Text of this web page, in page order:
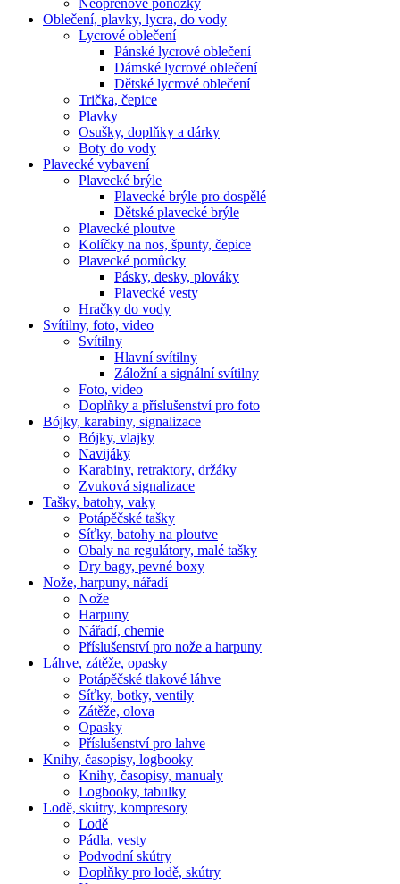
Oblečení, plavky, lycra, do vody
Lycrové oblečení
Pánské lycrové oblečení
Dámské lycrové oblečení
Dětské lycrové oblečení
Trička, čepice
Plavky
Osušky, doplňky a dárky
Boty do vody
Plavecké vybavení
Plavecké brýle
Plavecké brýle pro dospělé
Dětské plavecké brýle
Plavecké ploutve
Kolíčky na nos, špunty, čepice
Plavecké pomůcky
Pásky, desky, plováky
Plavecké vesty
Hračky do vody
Svítilny, foto, video
Svítilny
Hlavní svítilny
Záložní a signální svítilny
Foto, video
Doplňky a příslušenství pro foto
Bójky, karabiny, signalizace
Bójky, vlajky
Navijáky
Karabiny, retraktory, držáky
Zvuková signalizace
Tašky, batohy, vaky
Potápěčské tašky
Síťky, batohy na ploutve
Obaly na regulátory, malé tašky
Dry bagy, pevné boxy
Nože, harpuny, nářadí
Nože
Harpuny
Nářadí, chemie
Příslušenství pro nože a harpuny
Láhve, zátěže, opasky
Potápěčské tlakové láhve
Síťky, botky, ventily
Zátěže, olova
Opasky
Příslušenství pro lahve
Knihy, časopisy, logbooky
Knihy, časopisy, manualy
Logbooky, tabulky
Lodě, skútry, kompresory
Lodě
Pádla, vesty
Podvodní skútry
Doplňky pro lodě, skútry